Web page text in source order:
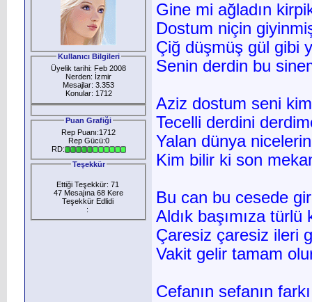
Kullanıcı Bilgileri
Üyelik tarihi: Feb 2008
Nerden: İzmir
Mesajlar: 3.353
Konular: 1712
Puan Grafiği
Rep Puanı:1712
Rep Gücü:0
RD:
Teşekkür
Ettiği Teşekkür: 71
47 Mesajına 68 Kere
Teşekkür Edlidi
:
Gine mi ağladın
Dostum niçin
Çiğ düşmüş gül gibi
Senin derdin bu
Aziz dostum seni
Tecelli derdini
Yalan dünya
Kim bilir ki son
Bu can bu cesede
Aldık başımıza türlü
Çaresiz çaresiz ileri
Vakit gelir tamam
Cefanın sefanın